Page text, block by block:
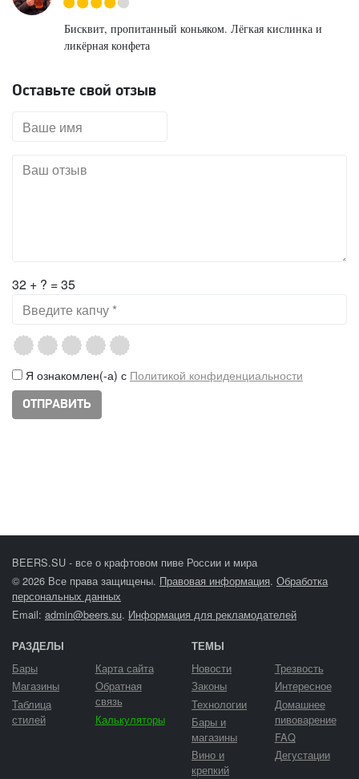
Бисквит, пропитанный коньяком. Лёгкая кислинка и
ликёрная конфета
Оставьте свой отзыв
32 + ? = 35
Я ознакомлен(-а) с Политикой конфиденциальности
BEERS.SU - все о крафтовом пиве России и мира
© 2026 Все права защищены. Правовая информация. Обработка
персональных данных
Email: admin@beers.su. Информация для рекламодателей
РАЗДЕЛЫ
Бары
Магазины
Таблица
стилей
Карта сайта
Обратная
связь
Калькуляторы
ТЕМЫ
Новости
Законы
Технологии
Бары и
магазины
Вино и
крепкий
Трезвость
Интересное
Домашнее
пивоварение
FAQ
Дегустации